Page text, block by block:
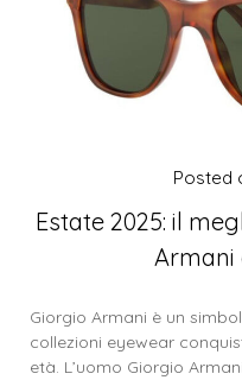
Estate 2025: il
Armani
Posted
Giorgio Armani è un
collezioni eyewear
età. L’uomo Giorgio